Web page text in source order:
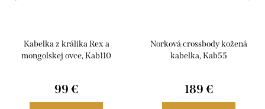
Kabelka z králika Rex a
mongolskej ovce, Kab110
99 €
Norková crossbody kožená
kabelka, Kab55
189 €